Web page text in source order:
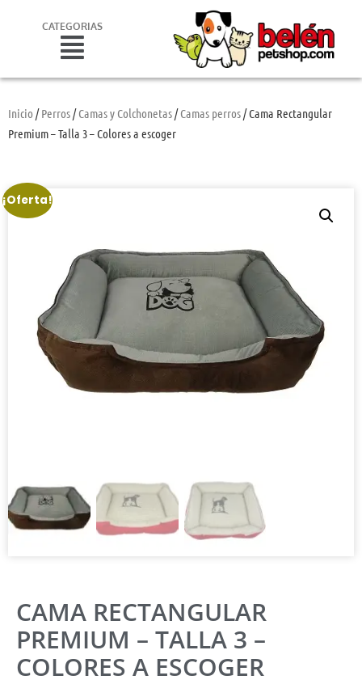
CATEGORIAS
Inicio /Perros/Camas y Colchonetas/Camas perros/ Cama Rectangular
Premium – Talla 3 – Colores a escoger
¡Oferta!
CAMA RECTANGULAR
PREMIUM – TALLA 3 –
COLORES A ESCOGER